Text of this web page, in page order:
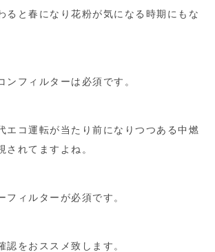
ると春になり花粉が気になる時期にもな
ンフィルターは必須です。
エコ運転が当たり前になりつつある中燃
されてますよね。
フィルターが必須です。
認をおススメ致します。